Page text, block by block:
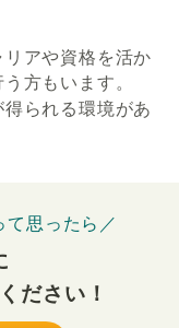
アや資格を活か
う方もいます。
得られる環境があ
思ったら／
ださい！